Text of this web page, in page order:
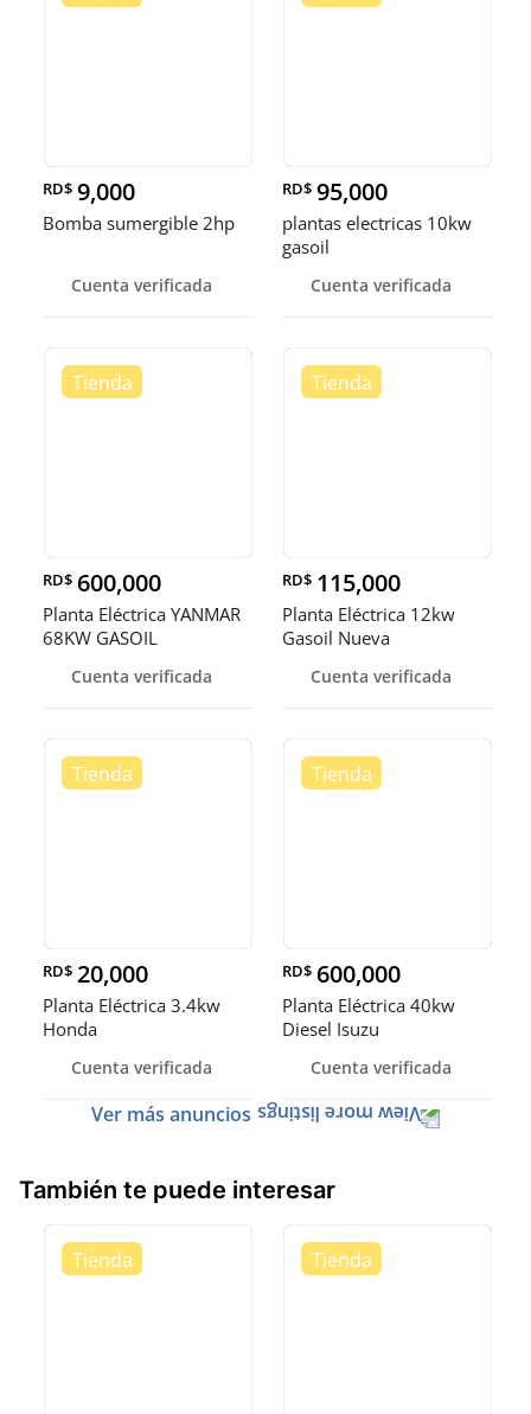
RD$ 9,000
Bomba sumergible 2hp
Cuenta verificada
RD$ 95,000
plantas electricas 10kw
gasoil
Cuenta verificada
RD$ 600,000
Planta Eléctrica YANMAR
68KW GASOIL
Cuenta verificada
RD$ 115,000
Planta Eléctrica 12kw
Gasoil Nueva
Cuenta verificada
RD$ 20,000
Planta Eléctrica 3.4kw
Honda
Cuenta verificada
RD$ 600,000
Planta Eléctrica 40kw
Diesel Isuzu
Cuenta verificada
Ver más anuncios
También te puede interesar